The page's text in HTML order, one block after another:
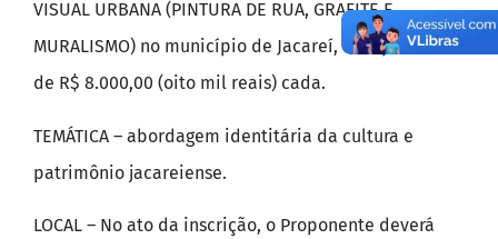
VISUAL URBANA (PINTURA DE RUA, GRAFITE E
MURALISMO) no município de Jacareí, com prêmio
de R$ 8.000,00 (oito mil reais) cada.
TEMÁTICA – abordagem identitária da cultura e
patrimônio jacareiense.
LOCAL – No ato da inscrição, o Proponente deverá